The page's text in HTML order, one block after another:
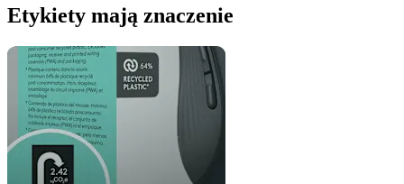
Etykiety mają znaczenie